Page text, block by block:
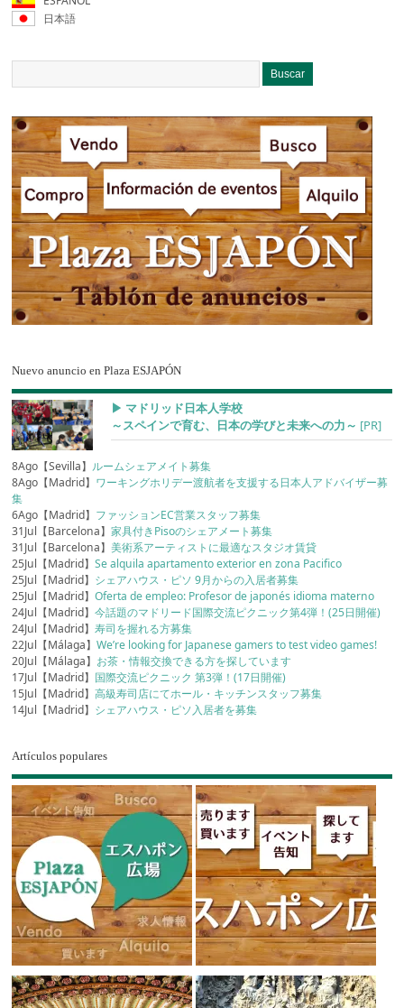
日本語
Nuevo anuncio en Plaza ESJAPÓN
▶︎ マドリッド日本人学校
～スペインで育む、日本の学びと未来への力～ [PR]
8Ago【Sevilla】 ルームシェアメイト募集
8Ago【Madrid】 ワーキングホリデー渡航者を支援する日本人アドバイザー募
集
6Ago【Madrid】 ファッションEC営業スタッフ募集
31Jul【Barcelona】家具付きPisoのシェアメート募集
31Jul【Barcelona】美術系アーティストに最適なスタジオ賃貸
25Jul【Madrid】Se alquila apartamento exterior en zona Pacifico
25Jul【Madrid】 シェアハウス・ピソ 9月からの入居者募集
25Jul【Madrid】Oferta de empleo: Profesor de japonés idioma materno
24Jul【Madrid】今話題のマドリード国際交流ピクニック第4弾！(25日開催)
24Jul【Madrid】寿司を握れる方募集
22Jul【Málaga】We’re looking for Japanese gamers to test video games!
20Jul【Málaga】 お茶・情報交換できる方を探しています
17Jul【Madrid】 国際交流ピクニック 第3弾！(17日開催)
15Jul【Madrid】高級寿司店にてホール・キッチンスタッフ募集
14Jul【Madrid】 シェアハウス・ピソ入居者を募集
Artículos populares